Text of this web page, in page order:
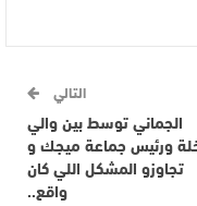
التالي
الجماني توسط بين والي
ورئيس جماعة ميجك و
تجاوزو المشكل اللي كان
واقع..